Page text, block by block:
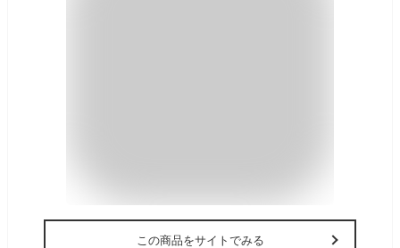
この商品をサイトでみる